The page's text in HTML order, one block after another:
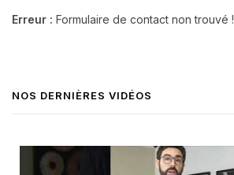
Erreur : Formulaire de contact non trouvé !
NOS DERNIÈRES VIDÉOS